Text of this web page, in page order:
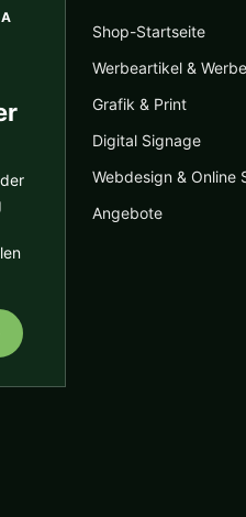
Shop-Startseite
Werbeartikel &
Grafik & Print
Digital Signage
Webdesign & Online
Angebote